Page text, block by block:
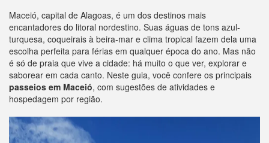
Maceió, capital de Alagoas, é um dos destinos mais
encantadores do litoral nordestino. Suas águas de tons azul-
turquesa, coqueirais à beira-mar e clima tropical fazem dela uma
escolha perfeita para férias em qualquer época do ano. Mas não
é só de praia que vive a cidade: há muito o que ver, explorar e
saborear em cada canto. Neste guia, você confere os principais
passeios em Maceió, com sugestões de atividades e
hospedagem por região.